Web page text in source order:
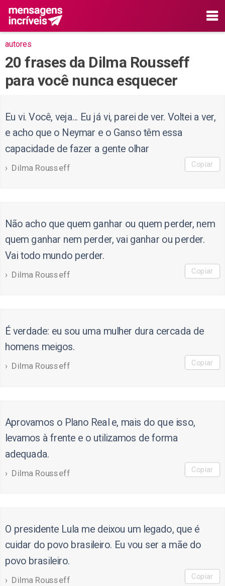
autores
20 frases da Dilma Rousseff
para você nunca esquecer
Eu vi. Você, veja... Eu já vi, parei de ver. Voltei a ver,
e acho que o Neymar e o Ganso têm essa
capacidade de fazer a gente olhar
Dilma Rousseff Copiar
Não acho que quem ganhar ou quem perder, nem
quem ganhar nem perder, vai ganhar ou perder.
Vai todo mundo perder.
Dilma Rousseff Copiar
É verdade: eu sou uma mulher dura cercada de
homens meigos.
Dilma Rousseff Copiar
Aprovamos o Plano Real e, mais do que isso,
levamos à frente e o utilizamos de forma
adequada.
Dilma Rousseff Copiar
O presidente Lula me deixou um legado, que é
cuidar do povo brasileiro. Eu vou ser a mãe do
povo brasileiro.
Dilma Rousseff Copiar